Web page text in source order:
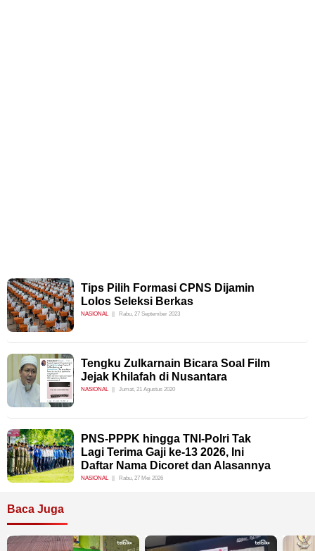
Tips Pilih Formasi CPNS Dijamin
Lolos Seleksi Berkas
NASIONAL Rabu, 27 September 2023
Tengku Zulkarnain Bicara Soal Film
Jejak Khilafah di Nusantara
NASIONAL Jumat, 21 Agustus 2020
PNS-PPPK hingga TNI-Polri Tak
Lagi Terima Gaji ke-13 2026, Ini
Daftar Nama Dicoret dan Alasannya
NASIONAL Rabu, 27 Mei 2026
Baca Juga